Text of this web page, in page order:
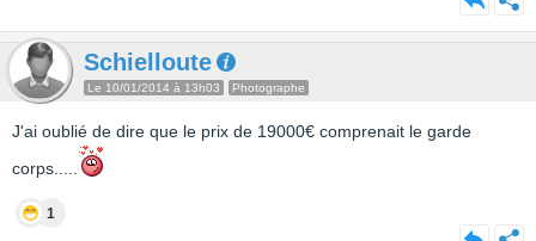
Schielloute
Le 10/01/2014 à 13h03 Photographe
J'ai oublié de dire que le prix de 19000€ comprenait le garde
corps.....
1